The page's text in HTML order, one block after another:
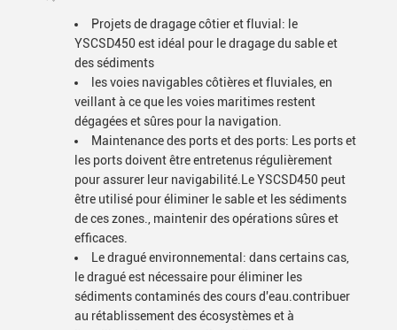
Projets de dragage côtier et fluvial: le
YSCSD450 est idéal pour le dragage du sable et
des sédiments
les voies navigables côtières et fluviales, en
veillant à ce que les voies maritimes restent
dégagées et sûres pour la navigation.
Maintenance des ports et des ports: Les ports et
les ports doivent être entretenus régulièrement
pour assurer leur navigabilité.Le YSCSD450 peut
être utilisé pour éliminer le sable et les sédiments
de ces zones., maintenir des opérations sûres et
efficaces.
Le dragué environnemental: dans certains cas,
le dragué est nécessaire pour éliminer les
sédiments contaminés des cours d'eau.contribuer
au rétablissement des écosystèmes et à